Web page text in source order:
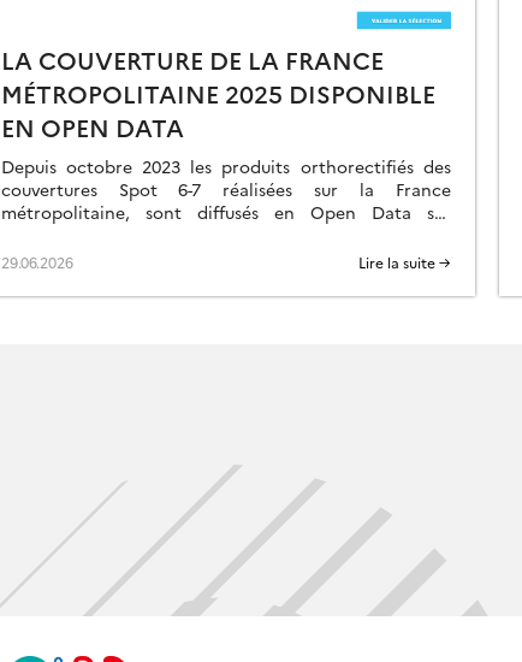
LA COUVERTURE DE LA FRANCE
MÉTROPOLITAINE 2025 DISPONIBLE
EN OPEN DATA
Depuis octobre 2023 les produits orthorectifiés des
couvertures Spot 6-7 réalisées sur la France
métropolitaine, sont diffusés en Open Data sur
expérimentation portée par DINAMIS avec le soutien
29.06.2026 Lire la suite →